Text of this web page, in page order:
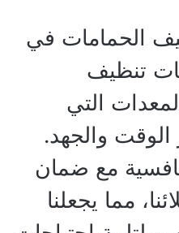
الحمامات في
تنظيف
التي
والجهد.
مع ضمان
مما يجعلنا